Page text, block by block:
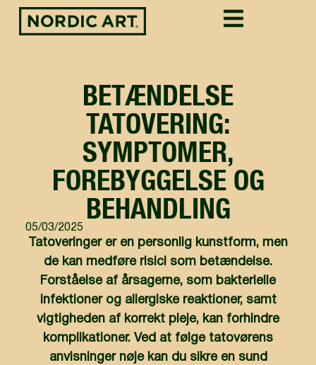
BETÆNDELSE
TATOVERING:
SYMPTOMER,
FOREBYGGELSE OG
BEHANDLING
05/03/2025
Tatoveringer er en personlig kunstform, men
de kan medføre risici som betændelse.
Forståelse af årsagerne, som bakterielle
infektioner og allergiske reaktioner, samt
vigtigheden af korrekt pleje, kan forhindre
komplikationer. Ved at følge tatovørens
anvisninger nøje kan du sikre en sund